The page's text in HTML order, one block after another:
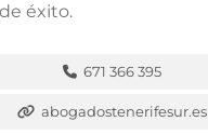
éxito.
671 366 395
abogadostenerifesur.es